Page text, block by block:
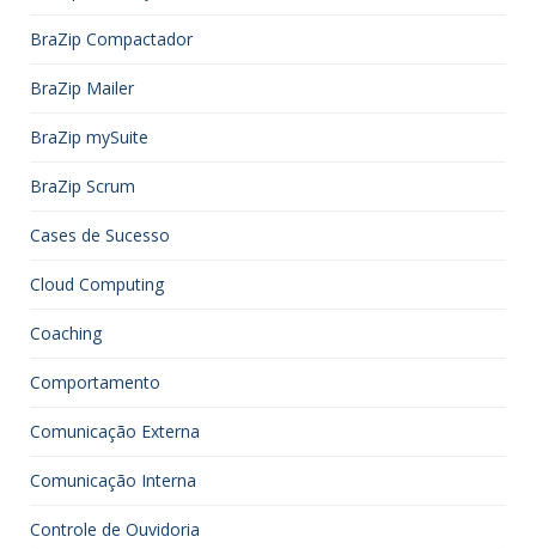
BraZip Compactador
BraZip Mailer
BraZip mySuite
BraZip Scrum
Cases de Sucesso
Cloud Computing
Coaching
Comportamento
Comunicação Externa
Comunicação Interna
Controle de Ouvidoria